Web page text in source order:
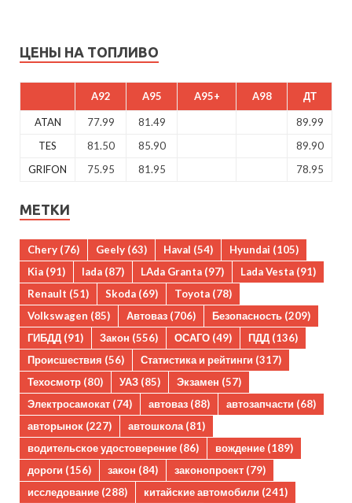
ЦЕНЫ НА ТОПЛИВО
A92 A95 A95+ A98 ДТ
ATAN 77.99 81.49
89.99
TES
81.50 85.90
89.90
GRIFON
75.95 81.95 78.95
МЕТКИ
Chery (76) Geely (63) Haval (54) Hyundai (105)
Kia (91) lada (87) LAda Granta (97) Lada Vesta (91)
Renault (51) Skoda (69) Toyota (78)
Volkswagen (85) Автоваз (706) Безопасность (209)
ГИБДД (91) Закон (556) ОСАГО (49) ПДД (136)
Происшествия (56) Статистика и рейтинги (317)
Техосмотр (80) УАЗ (85) Экзамен (57)
Электросамокат (74) автоваз (88) автозапчасти (68)
авторынок (227) автошкола (81)
водительское удостоверение (86) вождение (189)
дороги (156) закон (84) законопроект (79)
исследование (288) китайские автомобили (241)